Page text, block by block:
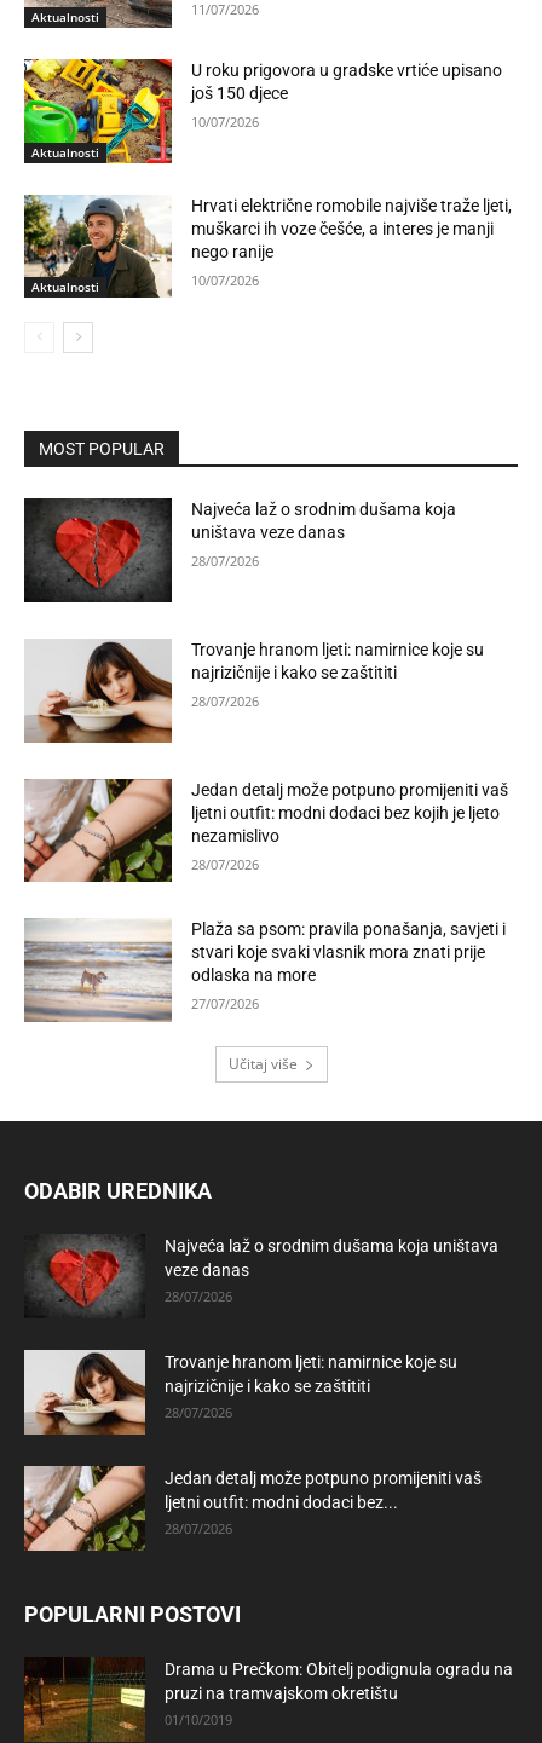
Aktualnosti 11/07/2026
Aktualnosti
U roku prigovora u gradske vrtiće upisano
još 150 djece
10/07/2026
Aktualnosti
Hrvati električne romobile najviše traže ljeti,
muškarci ih voze češće, a interes je manji
nego ranije
10/07/2026
MOST POPULAR
Najveća laž o srodnim dušama koja
uništava veze danas
28/07/2026
Trovanje hranom ljeti: namirnice koje su
najrizičnije i kako se zaštititi
28/07/2026
Jedan detalj može potpuno promijeniti vaš
ljetni outfit: modni dodaci bez kojih je ljeto
nezamislivo
28/07/2026
Plaža sa psom: pravila ponašanja, savjeti i
stvari koje svaki vlasnik mora znati prije
odlaska na more
27/07/2026
Učitaj više
ODABIR UREDNIKA
Najveća laž o srodnim dušama koja uništava
veze danas
28/07/2026
Trovanje hranom ljeti: namirnice koje su
najrizičnije i kako se zaštititi
28/07/2026
Jedan detalj može potpuno promijeniti vaš
ljetni outfit: modni dodaci bez...
28/07/2026
POPULARNI POSTOVI
Drama u Prečkom: Obitelj podignula ogradu na
pruzi na tramvajskom okretištu
01/10/2019